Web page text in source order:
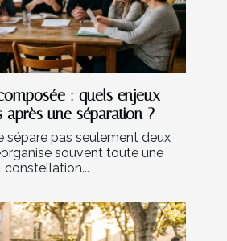
: quels enjeux
après une séparation ?
sépare pas seulement deux
souvent toute une
constellation...